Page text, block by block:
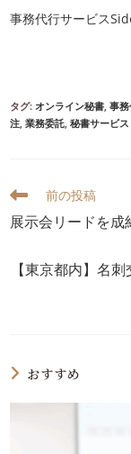
事務代行サービス
タグ:オンライン秘書, 事
注, 業務委託, 秘書サービス
前の投稿
展示会リードを成
【東京都内】名
おすすめ